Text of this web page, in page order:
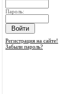
Пароль:
Регистрация на сайте!
Забыли пароль?